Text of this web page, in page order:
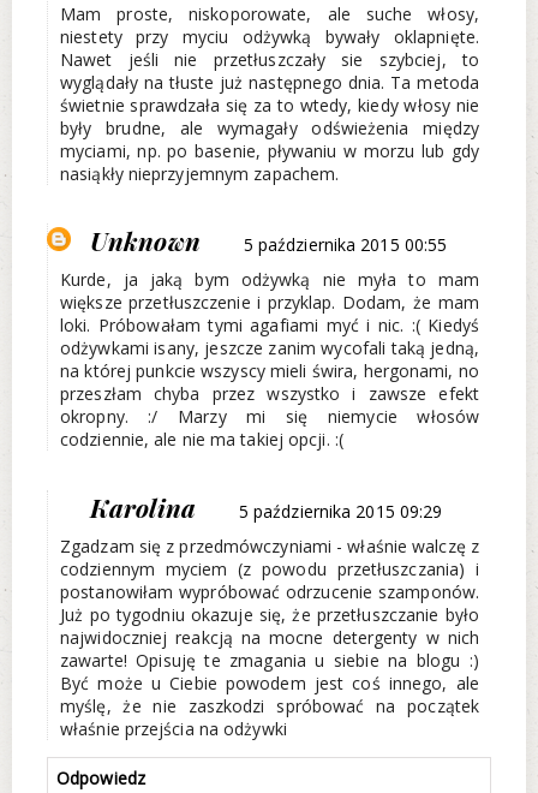
Mam proste, niskoporowate, ale suche włosy,
niestety przy myciu odżywką bywały oklapnięte.
Nawet jeśli nie przetłuszczały sie szybciej, to
wyglądały na tłuste już następnego dnia. Ta metoda
świetnie sprawdzała się za to wtedy, kiedy włosy nie
były brudne, ale wymagały odświeżenia między
myciami, np. po basenie, pływaniu w morzu lub gdy
nasiąkły nieprzyjemnym zapachem.
Unknown
5 października 2015 00:55
Kurde, ja jaką bym odżywką nie myła to mam
większe przetłuszczenie i przyklap. Dodam, że mam
loki. Próbowałam tymi agafiami myć i nic. :( Kiedyś
odżywkami isany, jeszcze zanim wycofali taką jedną,
na której punkcie wszyscy mieli świra, hergonami, no
przeszłam chyba przez wszystko i zawsze efekt
okropny. :/ Marzy mi się niemycie włosów
codziennie, ale nie ma takiej opcji. :(
Karolina
5 października 2015 09:29
Zgadzam się z przedmówczyniami - właśnie walczę z
codziennym myciem (z powodu przetłuszczania) i
postanowiłam wypróbować odrzucenie szamponów.
Już po tygodniu okazuje się, że przetłuszczanie było
najwidoczniej reakcją na mocne detergenty w nich
zawarte! Opisuję te zmagania u siebie na blogu :)
Być może u Ciebie powodem jest coś innego, ale
myślę, że nie zaszkodzi spróbować na początek
właśnie przejścia na odżywki
Odpowiedz